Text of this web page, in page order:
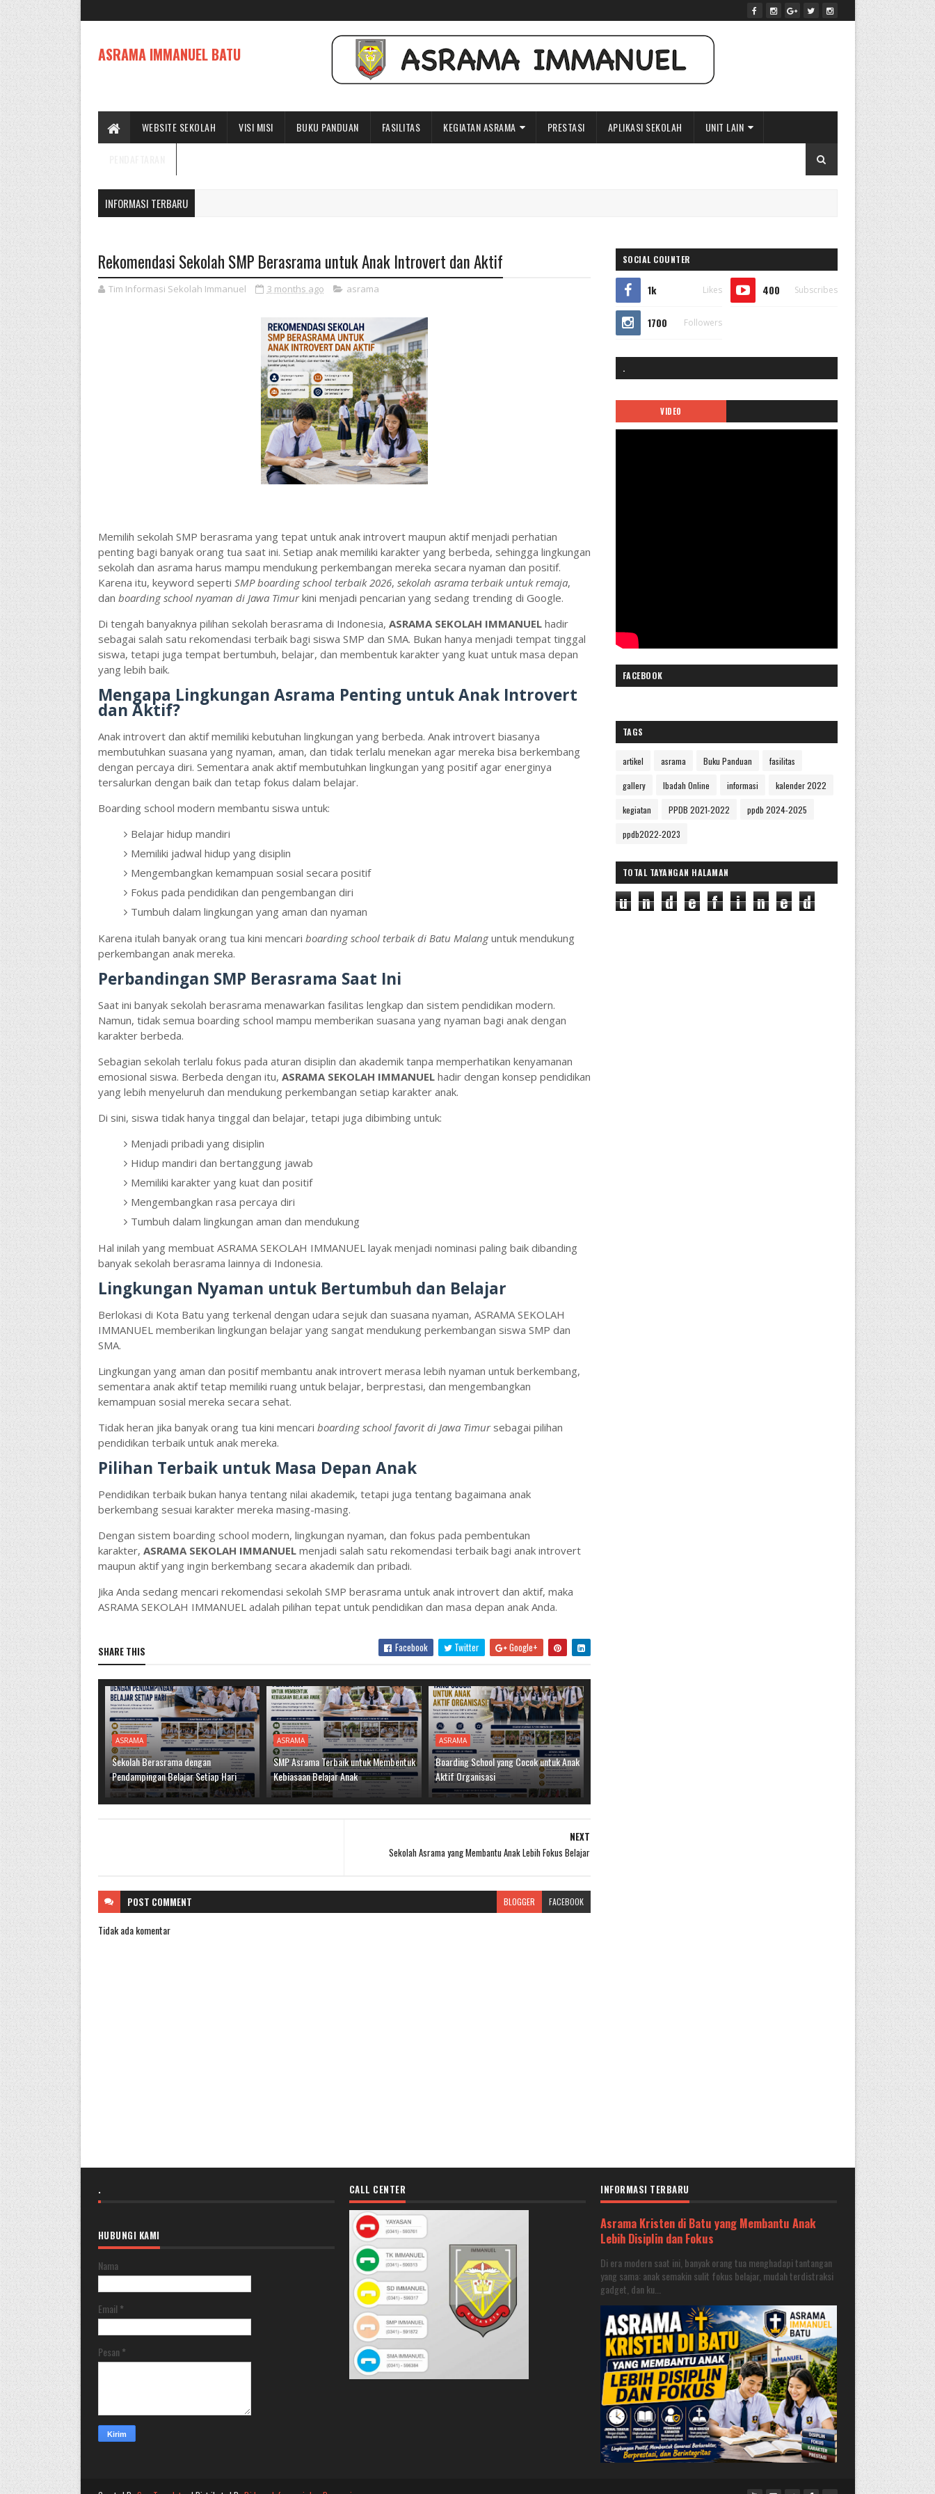
ASRAMA IMMANUEL BATU
WEBSITE SEKOLAH VISI MISI BUKU PANDUAN FASILITAS KEGIATAN ASRAMA PRESTASI APLIKASI SEKOLAH UNIT LAIN
INFORMASI TERBARU
Rekomendasi Sekolah SMP Berasrama untuk Anak Introvert dan Aktif
Tim Informasi Sekolah Immanuel 3 months ago asrama
Memilih sekolah SMP berasrama yang tepat untuk anak introvert maupun aktif menjadi perhatian
penting bagi banyak orang tua saat ini. Setiap anak memiliki karakter yang berbeda, sehingga lingkungan
sekolah dan asrama harus mampu mendukung perkembangan mereka secara nyaman dan positif.
Karena itu, keyword seperti SMP boarding school terbaik 2026, sekolah asrama terbaik untuk remaja,
dan boarding school nyaman di Jawa Timurkini menjadi pencarian yang sedang trending di Google.
Di tengah banyaknya pilihan sekolah berasrama di Indonesia, ASRAMA SEKOLAH IMMANUELhadir
sebagai salah satu rekomendasi terbaik bagi siswa SMP dan SMA. Bukan hanya menjadi tempat tinggal
siswa, tetapi juga tempat bertumbuh, belajar, dan membentuk karakter yang kuat untuk masa depan
yang lebih baik.
Mengapa Lingkungan Asrama Penting untuk Anak Introvert
dan Aktif?
Anak introvert dan aktif memiliki kebutuhan lingkungan yang berbeda. Anak introvert biasanya
membutuhkan suasana yang nyaman, aman, dan tidak terlalu menekan agar mereka bisa berkembang
dengan percaya diri. Sementara anak aktif membutuhkan lingkungan yang positif agar energinya
tersalurkan dengan baik dan tetap fokus dalam belajar.
Boarding school modern membantu siswa untuk:
Belajar hidup mandiri
Memiliki jadwal hidup yang disiplin
Mengembangkan kemampuan sosial secara positif
Fokus pada pendidikan dan pengembangan diri
Tumbuh dalam lingkungan yang aman dan nyaman
Karena itulah banyak orang tua kini mencari boarding school terbaik di Batu Malanguntuk mendukung
perkembangan anak mereka.
Perbandingan SMP Berasrama Saat Ini
Saat ini banyak sekolah berasrama menawarkan fasilitas lengkap dan sistem pendidikan modern.
Namun, tidak semua boarding school mampu memberikan suasana yang nyaman bagi anak dengan
karakter berbeda.
Sebagian sekolah terlalu fokus pada aturan disiplin dan akademik tanpa memperhatikan kenyamanan
emosional siswa. Berbeda dengan itu, ASRAMA SEKOLAH IMMANUELhadir dengan konsep pendidikan
yang lebih menyeluruh dan mendukung perkembangan setiap karakter anak.
Di sini, siswa tidak hanya tinggal dan belajar, tetapi juga dibimbing untuk:
Menjadi pribadi yang disiplin
Hidup mandiri dan bertanggung jawab
Memiliki karakter yang kuat dan positif
Mengembangkan rasa percaya diri
Tumbuh dalam lingkungan aman dan mendukung
Hal inilah yang membuat ASRAMA SEKOLAH IMMANUEL layak menjadi nominasi paling baik dibanding
banyak sekolah berasrama lainnya di Indonesia.
Lingkungan Nyaman untuk Bertumbuh dan Belajar
Berlokasi di Kota Batu yang terkenal dengan udara sejuk dan suasana nyaman, ASRAMA SEKOLAH
IMMANUEL memberikan lingkungan belajar yang sangat mendukung perkembangan siswa SMP dan
SMA.
Lingkungan yang aman dan positif membantu anak introvert merasa lebih nyaman untuk berkembang,
sementara anak aktif tetap memiliki ruang untuk belajar, berprestasi, dan mengembangkan
kemampuan sosial mereka secara sehat.
Tidak heran jika banyak orang tua kini mencari boarding school favorit di Jawa Timursebagai pilihan
pendidikan terbaik untuk anak mereka.
Pilihan Terbaik untuk Masa Depan Anak
Pendidikan terbaik bukan hanya tentang nilai akademik, tetapi juga tentang bagaimana anak
berkembang sesuai karakter mereka masing-masing.
Dengan sistem boarding school modern, lingkungan nyaman, dan fokus pada pembentukan
karakter, ASRAMA SEKOLAH IMMANUELmenjadi salah satu rekomendasi terbaik bagi anak introvert
maupun aktif yang ingin berkembang secara akademik dan pribadi.
Jika Anda sedang mencari rekomendasi sekolah SMP berasrama untuk anak introvert dan aktif, maka
ASRAMA SEKOLAH IMMANUEL adalah pilihan tepat untuk pendidikan dan masa depan anak Anda.
SHARE THIS Facebook Twitter Google+
ASRAMA
Sekolah Berasrama dengan
Pendampingan Belajar Setiap Hari
ASRAMA
SMP Asrama Terbaik untuk Membentuk
Kebiasaan Belajar Anak
ASRAMA
Boarding School yang Cocok untuk Anak
Aktif Organisasi
NEXT
Sekolah Asrama yang Membantu Anak Lebih Fokus Belajar
POST COMMENT BLOGGER FACEBOOK
Tidak ada komentar
SOCIAL COUNTER
1k Likes 400 Subscribes
1700 Followers
.
VIDEO
FACEBOOK
TAGS
artikel asrama Buku Panduan fasilitas
gallery Ibadah Online informasi kalender 2022
kegiatan PPDB 2021-2022 ppdb 2024-2025
ppdb2022-2023
TOTAL TAYANGAN HALAMAN
u n d e f i n e d
.
HUBUNGI KAMI
Nama
Email *
Pesan *
CALL CENTER INFORMASI TERBARU
Asrama Kristen di Batu yang Membantu Anak
Lebih Disiplin dan Fokus
Di era modern saat ini, banyak orang tua menghadapi tantangan
yang sama: anak semakin sulit fokus belajar, mudah terdistraksi
gadget, dan ku...